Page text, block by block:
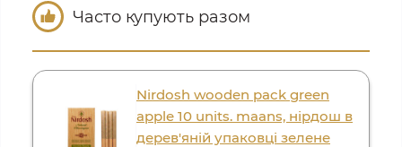
Часто купують разом
Nirdosh wooden pack green
apple 10 units. maans, нірдош в
дерев'яній упаковці зелене